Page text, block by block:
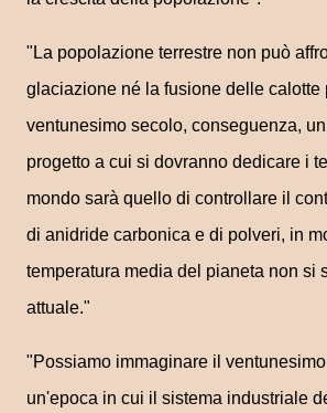
"La popolazione terrestre non può
glaciazione né la fusione delle calotte
ventunesimo secolo, conseguenza,
progetto a cui si dovranno dedicare i
mondo sarà quello di controllare il
di anidride carbonica e di polveri, in
temperatura media del pianeta non si
attuale."
"Possiamo immaginare il
un'epoca in cui il sistema industriale